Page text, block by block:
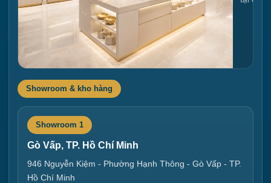
Showroom & kho hàng
Showroom 1
Gò Vấp, TP. Hồ Chí Minh
946 Nguyễn Kiệm - Phường Hạnh Thông - Gò Vấp - TP.
Hồ Chí Minh